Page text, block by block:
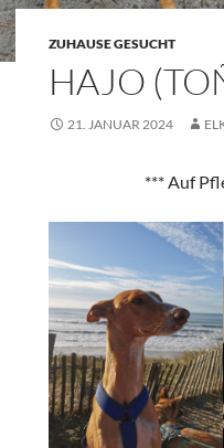
ZUHAUSE GESUCHT
HAJO
21. JANUAR 2024
*** Auf